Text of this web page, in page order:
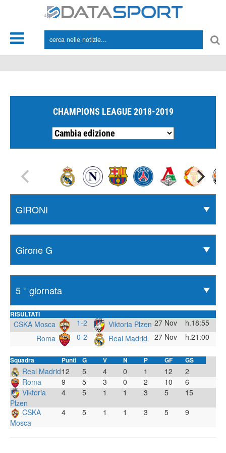
CHAMPIONS LEAGUE 2018-2019
RISULTATI
CSKA Mosca 1-2 Viktoria Plzen 27 Nov
h.18:55
Roma
0-2 Real Madrid 27 Nov h.21:00
Squadra Punti G V N P GF GS
Real Madrid12 5 4 0 1 12
2
Roma
9 5 3 0 2 10
6
Viktoria
Plzen
4 5 1 1 3 5
15
CSKA
Mosca
4 5 1 1 3 5 9